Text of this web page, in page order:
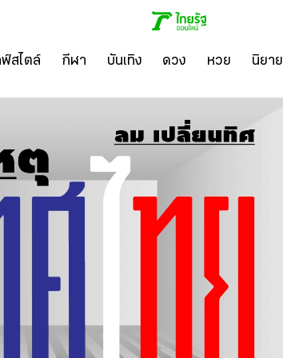
ฟ์สไตล์ กีฬา บันเทิง ดวง หวย นิยาย